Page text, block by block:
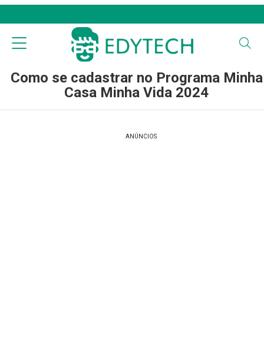
Como se cadastrar no Programa Minha
Casa Minha Vida 2024
ANÚNCIOS